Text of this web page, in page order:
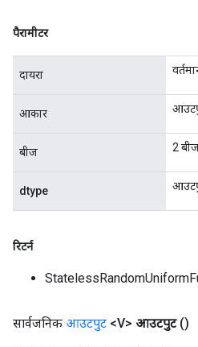
पैरामीटर
दायरा
आकार
बीज 2
dtype
रिटर्न
सार्वजनिक आउटपुट <V> आउटपुट ()